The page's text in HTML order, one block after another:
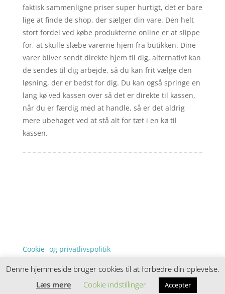
faktisk sammenligne priser super hurtigt, det er bare
lige at finde de shop, der sælger din vare. Den helt
stort fordel ved købe produkterne online er at slippe
for, at skulle slæbe varerne hjem fra butikken. Dine
varer bliver sendt direkte hjem til dig, alternativt kan
de sendes til dig arbejde, så du kan frit vælge den
løsning, der er bedst for dig. Du kan også springe en
lang kø ved kassen over så det er direkte til kassen,
når du er færdig med at handle, så er det aldrig
mere ubehaget ved at stå alt for tæt i en kø til
kassen.
Cookie- og privatlivspolitik
Denne hjemmeside samler et bredt udvalg af
spændende varer. Siden er et affiiliatesite, og nogle
Denne hjemmeside bruger cookies til at forbedre din oplevelse.
Læs mere
Cookie indstillinger Accepter